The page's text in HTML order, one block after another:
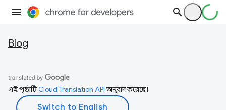
Blog
এই পৃষ্ঠাটিCloud Translation APIঅনুবাদ করেছে।